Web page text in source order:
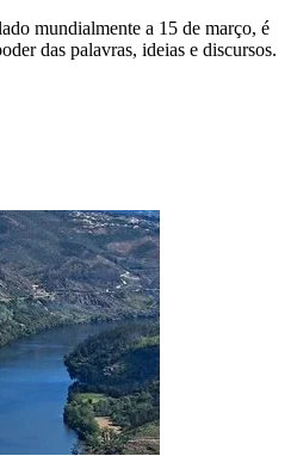
mundialmente a 15 de março, é
das palavras, ideias e discursos.